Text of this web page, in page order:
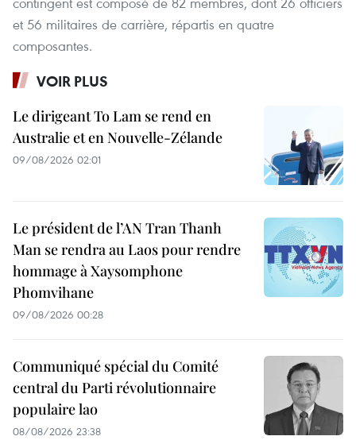
et 56 militaires de carrière, répartis en quatre
composantes.
VOIR PLUS
Le dirigeant To Lam se rend en
Australie et en Nouvelle-Zélande
09/08/2026 02:01
Le président de l’AN Tran Thanh
Man se rendra au Laos pour rendre
hommage à Xaysomphone
Phomvihane
09/08/2026 00:28
Communiqué spécial du Comité
central du Parti révolutionnaire
populaire lao
08/08/2026 23:38